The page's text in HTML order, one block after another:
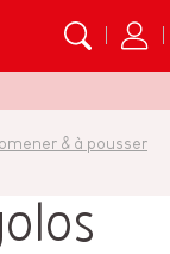
& à pousser